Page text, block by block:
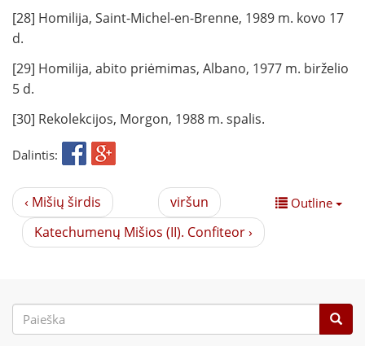
[28] Homilija, Saint-Michel-en-Brenne, 1989 m. kovo 17
d.
[29] Homilija, abito priėmimas, Albano, 1977 m. birželio
5 d.
[30] Rekolekcijos, Morgon, 1988 m. spalis.
Dalintis:
Outline
‹ Mišių širdis
viršun
Katechumenų Mišios (II). Confiteor ›
Paieškos